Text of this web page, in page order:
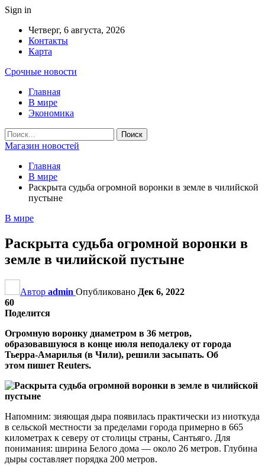
Sign in
Четверг, 6 августа, 2026
Контакты
Карта
Срочные новости
Главная
В мире
Экономика
Магазин новостей
Главная
В мире
Раскрыта судьба огромной воронки в земле в чилийской
пустыне
В мире
Раскрыта судьба огромной воронки в
земле в чилийской пустыне
Автор admin Опубликовано Дек 6, 2022
60
Поделится
Огромную воронку диаметром в 36 метров,
образовавшуюся в конце июля неподалеку от города
Тьерра-Амарилья (в Чили), решили засыпать. Об
этом пишет Reuters.
Напомним: зияющая дыра появилась практически из ниоткуда
в сельской местности за пределами города примерно в 665
километрах к северу от столицы страны, Сантьяго. Для
понимания: ширина Белого дома — около 26 метров. Глубина
дыры составляет порядка 200 метров.